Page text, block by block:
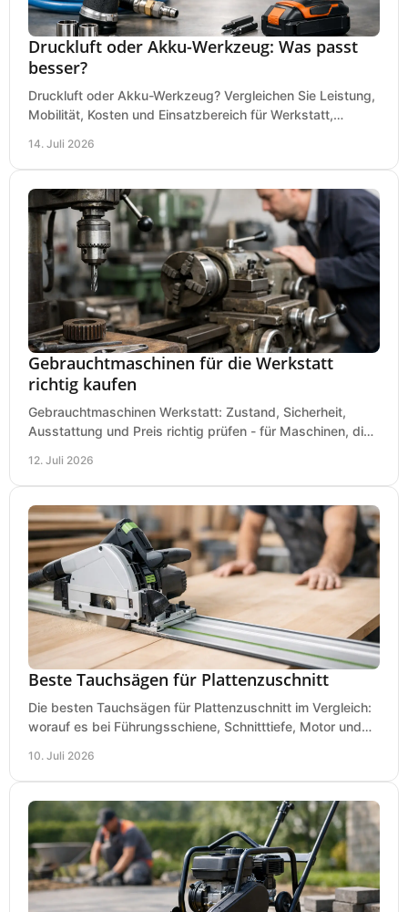
Druckluft oder Akku-Werkzeug: Was passt
besser?
Druckluft oder Akku-Werkzeug? Vergleichen Sie Leistung,
Mobilität, Kosten und Einsatzbereich für Werkstatt,
14. Juli 2026
Gebrauchtmaschinen für die Werkstatt
richtig kaufen
Gebrauchtmaschinen Werkstatt: Zustand, Sicherheit,
Ausstattung und Preis richtig prüfen - für Maschinen, die
12. Juli 2026
Beste Tauchsägen für Plattenzuschnitt
Die besten Tauchsägen für Plattenzuschnitt im Vergleich:
worauf es bei Führungsschiene, Schnitttiefe, Motor und
10. Juli 2026